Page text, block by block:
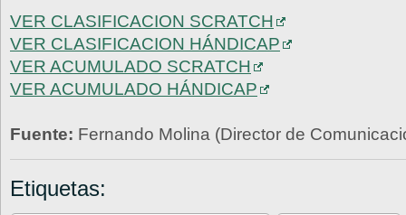
VER CLASIFICACION SCRATCH
VER CLASIFICACION HÁNDICAP
VER ACUMULADO SCRATCH
VER ACUMULADO HÁNDICAP
Fuente: Fernando Molina (Director de
Etiquetas: